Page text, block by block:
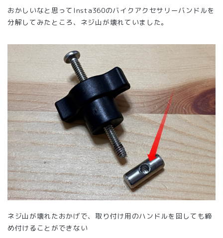
おかしいなと思ってInsta360のバイクアクセサリーバンドルを
分解してみたところ、ネジ山が壊れていました。
ネジ山が壊れたおかげで、取り付け用のハンドルを回しても締
め付けることができない